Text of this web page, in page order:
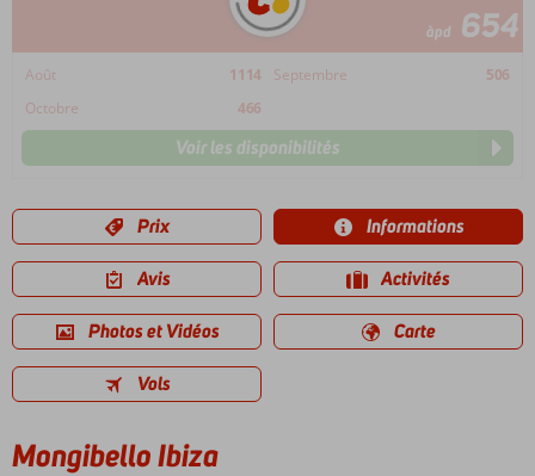
àpd 654
Août 1114 Septembre
506
Octobre
466
Voir les disponibilités
Prix Informations
Avis Activités
Photos et Vidéos Carte
Vols
Mongibello Ibiza